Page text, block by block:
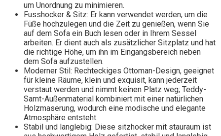
um Unordnung zu minimieren.
Fusshocker & Sitz: Er kann verwendet werden, um die
Füße hochzulegen und die Zeit zu genießen, wenn Sie
auf dem Sofa ein Buch lesen oder in Ihrem Sessel
arbeiten. Er dient auch als zusätzlicher Sitzplatz und hat
die richtige Höhe, um ihn im Eingangsbereich neben
dem Sofa aufzustellen.
Moderner Stil: Rechteckiges Ottoman-Design, geeignet
für kleine Räume, klein und exquisit, kann jederzeit
verstaut werden und nimmt keinen Platz weg; Teddy-
Samt-Außenmaterial kombiniert mit einer natürlichen
Holzmaserung, wodurch eine modische und elegante
Atmosphäre entsteht.
Stabil und langlebig: Diese sitzhocker mit stauraum ist